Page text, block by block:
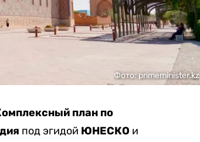
Фото: primeminister.kz
план по
под эгидой ЮНЕСКО и